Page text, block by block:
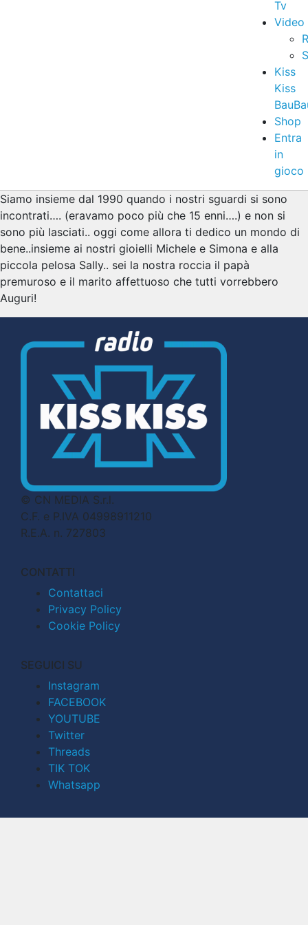
Tv
Video
Kiss
Kiss
Shop
Entra
in
gioco
Siamo insieme dal 1990 quando i nostri sguardi si sono
incontrati…. (eravamo poco più che 15 enni….) e non si
sono più lasciati.. oggi come allora ti dedico un mondo di
bene..insieme ai nostri gioielli Michele e Simona e alla
piccola pelosa Sally.. sei la nostra roccia il papà
premuroso e il marito affettuoso che tutti vorrebbero
Auguri!
© CN MEDIA S.r.l.
C.F. e P.IVA 04998911210
R.E.A. n. 727803
CONTATTI
Contattaci
Privacy Policy
Cookie Policy
SEGUICI SU
Instagram
FACEBOOK
YOUTUBE
Twitter
Threads
TIK TOK
Whatsapp